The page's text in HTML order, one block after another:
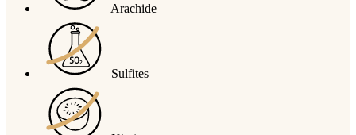
Arachide
Sulfites